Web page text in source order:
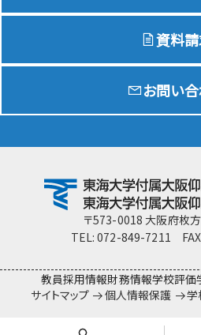
Exam
team Gyosei
資料
お問い
〒573-0018 大阪府枚
TEL: 072-849-7211
教員採用情報財務情報学校評価
サイトマップ
個人情報保護 学